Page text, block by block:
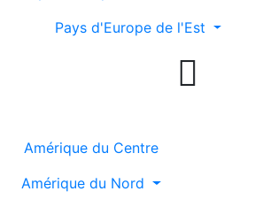
Pays d'Europe de l'Est

Amérique du Centre
Amérique du Nord